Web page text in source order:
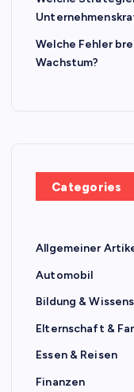
Welche Fehler
Wachstum?
Categories
Allgemeiner
Automobil
Bildung &
Elternschaft &
Essen & Reisen
Finanzen